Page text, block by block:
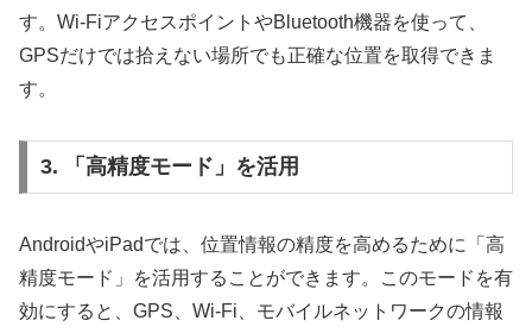
す。Wi-FiアクセスポイントやBluetooth機器を使って、
GPSだけでは拾えない場所でも正確な位置を取得できま
す。
3. 「高精度モード」を活用
AndroidやiPadでは、位置情報の精度を高めるために「高
精度モード」を活用することができます。このモードを有
効にすると、GPS、Wi-Fi、モバイルネットワークの情報